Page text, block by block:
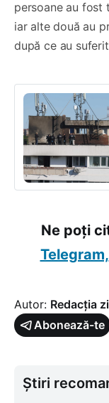
persoane au fost
iar alte două au
după ce au
Ne poți
Telegram,
Autor: Redacția
Abonează-te
Știri